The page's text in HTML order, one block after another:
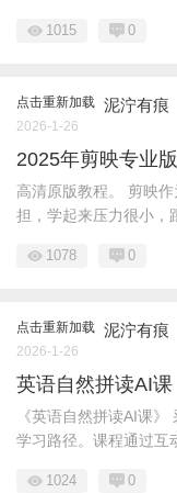
1015 0
点击重新加载 泥泞有痕
2026-1-26
2025年剪映专业
高清原版教程。 剪映
担，学起来压力很小，
1078 0
点击重新加载 泥泞有痕
2026-1-26
英语自然拼读AI课
《英语自然拼读AI课
学习路径。课程通过互
1024 0